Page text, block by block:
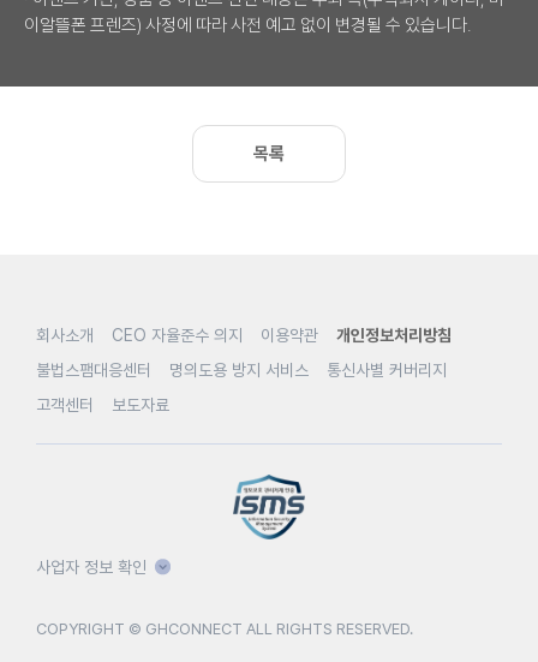
이알뜰폰 프렌즈) 사정에 따라 사전 예고 없이 변경될 수 있습니다.
목록
회사소개 CEO 자율준수 의지 이용약관
개인정보처리방침
불법스팸대응센터
명의도용 방지 서비스
통신사별 커버리지
고객센터
보도자료
사업자 정보 확인
COPYRIGHT © GHCONNECT ALL RIGHTS RESERVED.